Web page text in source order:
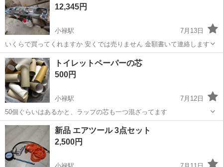
12,345円
小禄駅
7月13日
いくらで買ってくれますか 安くでは売りません 金額書いて連絡します
沖縄 島尻郡 小禄駅
トイレットペーパーの芯
500円
小禄駅
7月12日
50個ぐらいはあるかと、ラップの芯も一つ混ざってます
沖縄 那覇市 小禄駅
新品 エアツール 3点セット
2,500円